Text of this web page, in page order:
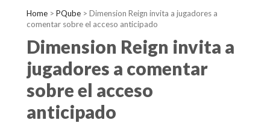
Home > PQube > Dimension Reign invita a jugadores a
comentar sobre el acceso anticipado
Dimension Reign invita a
jugadores a comentar
sobre el acceso
anticipado